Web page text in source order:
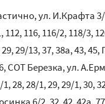
ул. И.Крафта
116, 116/2, 118/3,
29/13, 37, 38а, 43,
Березка, ул.
1, 28, 28/1, 29, 29/1,